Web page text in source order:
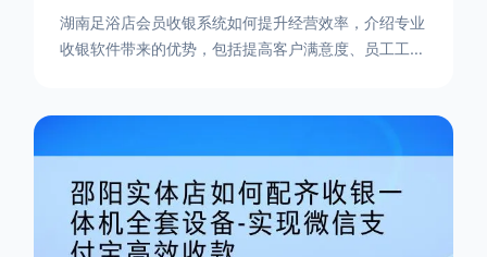
湖南足浴店会员收银系统如何提升经营效率，介绍专业
收银软件带来的优势，包括提高客户满意度、员工工作